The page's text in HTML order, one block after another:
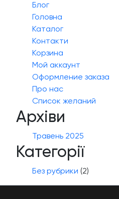
Блог
Головна
Каталог
Контакти
Корзина
Мой аккаунт
Оформление заказа
Про нас
Список желаний
Архіви
Травень 2025
Категорії
Без рубрики (2)